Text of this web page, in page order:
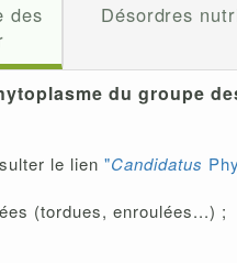
des
Désordres
du groupe
le lien "Candidatus
(tordues, enroulées...) ;